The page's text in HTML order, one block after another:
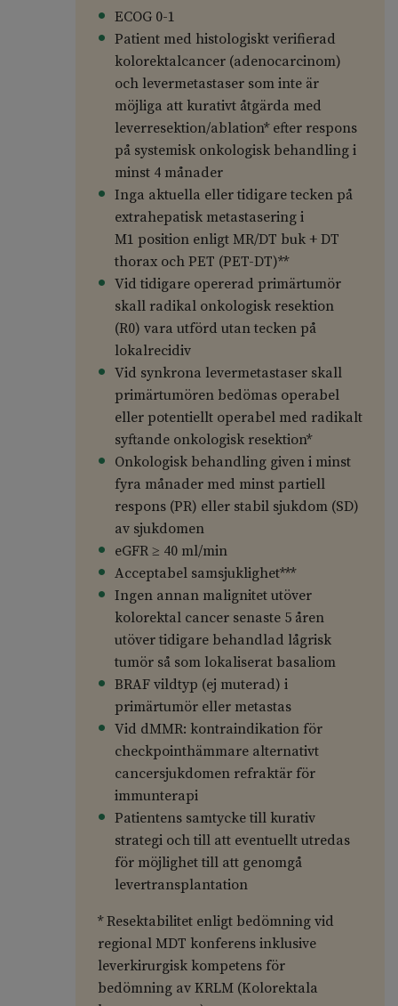
ECOG 0-1
Patient med histologiskt verifierad
kolorektalcancer (adenocarcinom)
och levermetastaser som inte är
möjliga att kurativt åtgärda med
leverresektion/ablation* efter respons
på systemisk onkologisk behandling i
minst 4 månader
Inga aktuella eller tidigare tecken på
extrahepatisk metastasering i
M1 position enligt MR/DT buk + DT
thorax och PET (PET-DT)**
Vid tidigare opererad primärtumör
skall radikal onkologisk resektion
(R0) vara utförd utan tecken på
lokalrecidiv
Vid synkrona levermetastaser skall
primärtumören bedömas operabel
eller potentiellt operabel med radikalt
syftande onkologisk resektion*
Onkologisk behandling given i minst
fyra månader med minst partiell
respons (PR) eller stabil sjukdom (SD)
av sjukdomen
eGFR ≥ 40 ml/min
Acceptabel samsjuklighet***
Ingen annan malignitet utöver
kolorektal cancer senaste 5 åren
utöver tidigare behandlad lågrisk
tumör så som lokaliserat basaliom
BRAF vildtyp (ej muterad) i
primärtumör eller metastas
Vid dMMR: kontraindikation för
checkpointhämmare alternativt
cancersjukdomen refraktär för
immunterapi
Patientens samtycke till kurativ
strategi och till att eventuellt utredas
för möjlighet till att genomgå
levertransplantation
* Resektabilitet enligt bedömning vid
regional MDT konferens inklusive
leverkirurgisk kompetens för
bedömning av KRLM (Kolorektala